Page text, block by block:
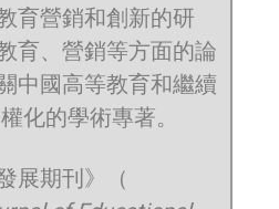
育營銷和創新的研
育、營銷等方面的論
中國高等教育和繼續
化的學術專著。
展期刊》（